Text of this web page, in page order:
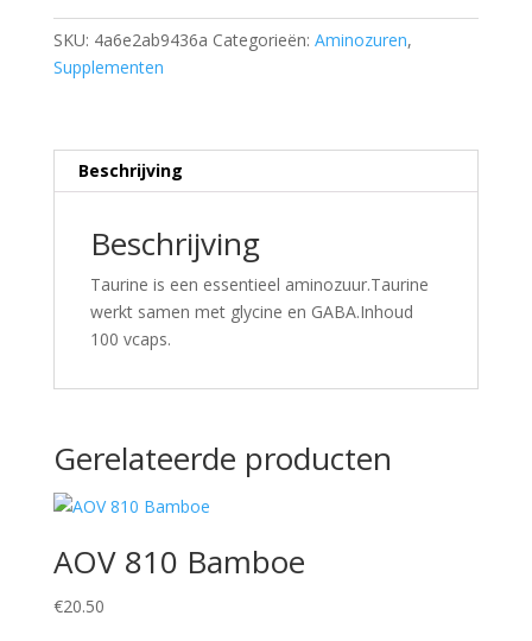
SKU: 4a6e2ab9436a Categorieën: Aminozuren,
Supplementen
Beschrijving
Beschrijving
Taurine is een essentieel aminozuur.Taurine
werkt samen met glycine en GABA.Inhoud
100 vcaps.
Gerelateerde producten
AOV 810 Bamboe
€20.50